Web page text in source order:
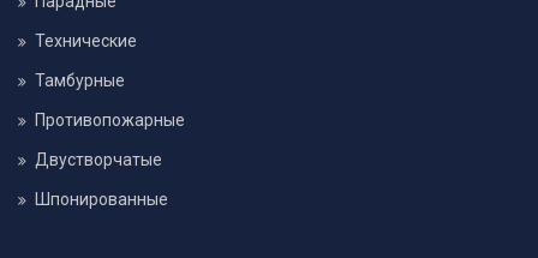
Технические
Тамбурные
Противопожарные
Двустворчатые
Шпонированные